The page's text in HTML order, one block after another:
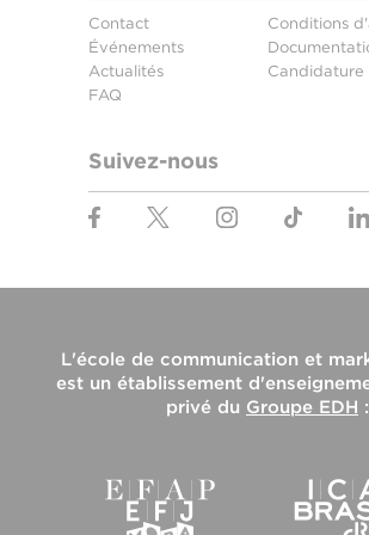
Contact
Événements
Actualités
FAQ
Conditions
Candidature
Suivez-nous
L'école de communication et
est un établissement
privé du Groupe EDH :